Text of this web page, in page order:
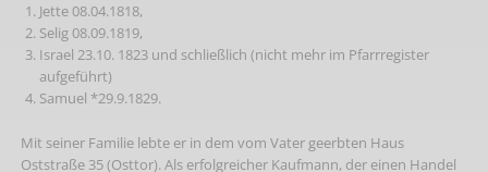
Jette 08.04.1818,
Selig 08.09.1819,
Israel 23.10. 1823 und schließlich (nicht mehr im Pfarrregister
aufgeführt)
Samuel *29.9.1829.
Mit seiner Familie lebte er in dem vom Vater geerbten Haus
Oststraße 35 (Osttor). Als erfolgreicher Kaufmann, der einen Handel